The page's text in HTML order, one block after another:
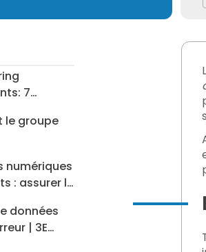
7
Authoring Requirements: 7 Mistakes
le groupe
le groupe Yordas
numériques
: assurer la
les DPP et
numériques des produits :
données
| 3E
de données FDS sans erreur | 3E